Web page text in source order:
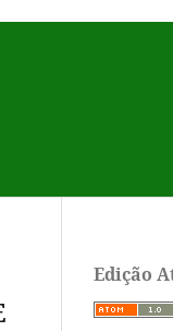
Edição